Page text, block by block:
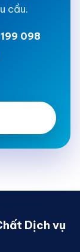
cầu.
098
Dịch vụ